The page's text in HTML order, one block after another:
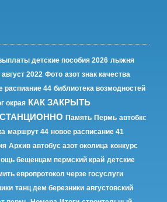
детские пособия 2026 лыжня
2022 Фото азот знак качества
распиание 44 библиотека возмодностей
окрая КАК ЗАКРЫТЬ
Память Пермь автобкс
маршрут 44 новое расписание 41
Архив автобус азот околица конкурс
бещенцам пермский край детские
европротокол черзе госуслуги
танц дем березники августовский